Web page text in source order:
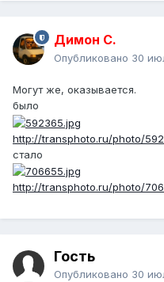
Димон С.
Опубликовано 30
Могут же, оказывается.
было
http://transphoto.ru/photo/
стало
http://transphoto.ru/photo/
Гость
Опубликовано 30